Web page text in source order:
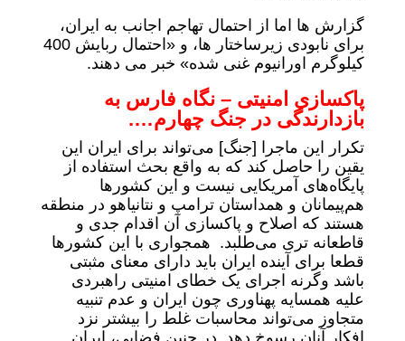
گزارش ها اما از احتمال تهاجم اجانب به ایران،
برای نابودی زیرساختار ها، و «احتمال ربایش 400
کیلوگرم اورانیوم غنی شده» خبر می دهند.
پاکسازی امنیتی – نگاه فارس به
بازدارندگی در جنگ چهارم….
تکرار این ماجرا [جنگ] می‌تواند برای ایران این
یقین را حاصل کند که به واقع بحث استفاده از
پایگاه‌های آمریکایی نیست و این کشورها
هم‌پیمانان و همداستان ترامپ و نتانیاهو در منطقه
هستند که اصلاح و پاکسازی آن اقدام جدی و
قاطعانه تری می‌طلبد. همجواری با این کشورها
قطعا برای آینده ایران باید دارای معنای مثبتی
باشد وگرنه اجرای یک خطای امنیتی راهبردی
علیه همسایه‌ پهناوری چون ایران و عدم تنبیه
متجاوز می‌تواند محاسبات غلط را بیشتر نزد
افکار آنان رسوخ دهد. در چنین فضایی، ایران